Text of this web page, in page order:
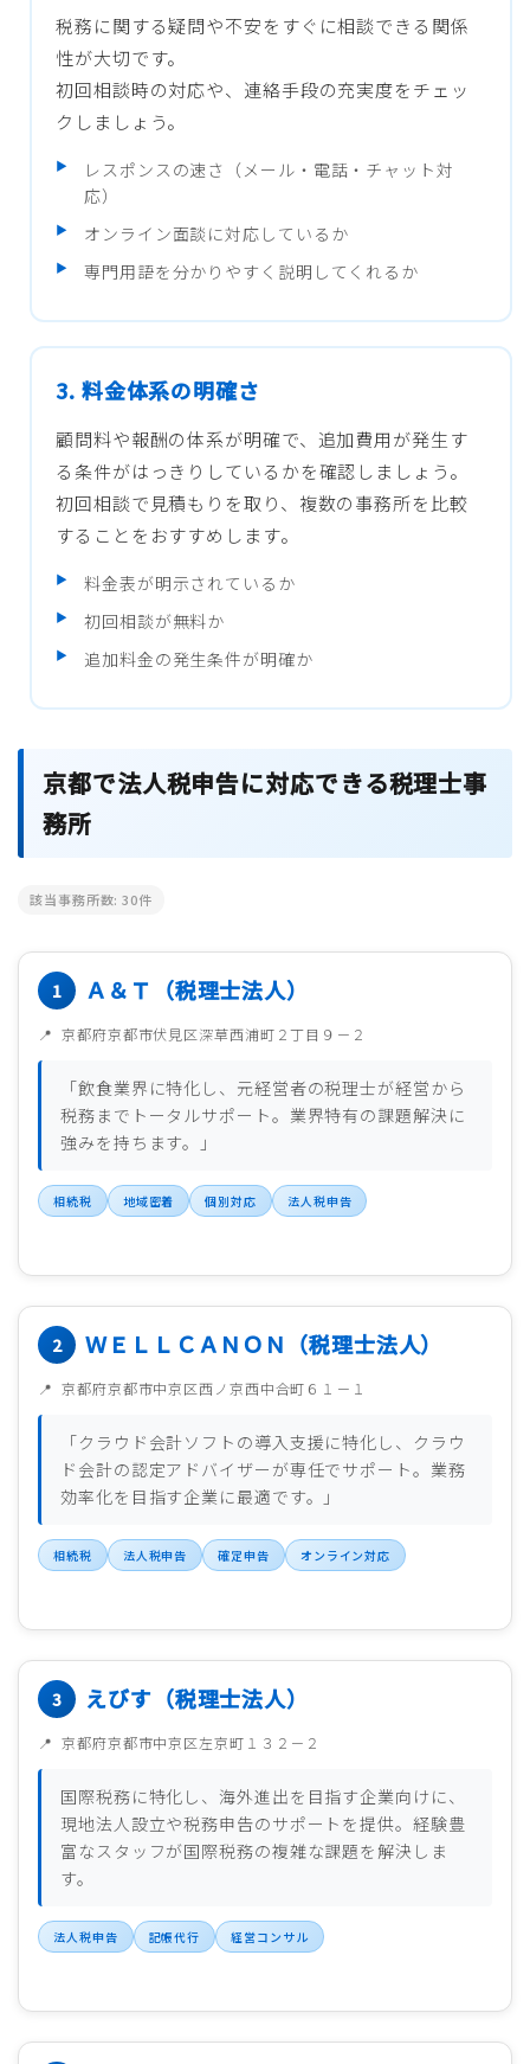
税務に関する疑問や不安をすぐに相談できる関係
性が大切です。
初回相談時の対応や、連絡手段の充実度をチェッ
クしましょう。
レスポンスの速さ（メール・電話・チャット対
応）
オンライン面談に対応しているか
専門用語を分かりやすく説明してくれるか
3. 料金体系の明確さ
顧問料や報酬の体系が明確で、追加費用が発生す
る条件がはっきりしているかを確認しましょう。
初回相談で見積もりを取り、複数の事務所を比較
することをおすすめします。
料金表が明示されているか
初回相談が無料か
追加料金の発生条件が明確か
京都で法人税申告に対応できる税理士事
務所
該当事務所数:30件
Ａ＆Ｔ（税理士法人）
京都府京都市伏見区深草西浦町２丁目９－２
「飲食業界に特化し、元経営者の税理士が経営から
税務までトータルサポート。業界特有の課題解決に
強みを持ちます。」
相続税 地域密着 個別対応 法人税申告
ＷＥＬＬＣＡＮＯＮ（税理士法人）
京都府京都市中京区西ノ京西中合町６１－１
「クラウド会計ソフトの導入支援に特化し、クラウ
ド会計の認定アドバイザーが専任でサポート。業務
効率化を目指す企業に最適です。」
相続税 法人税申告 確定申告 オンライン対応
えびす（税理士法人）
京都府京都市中京区左京町１３２－２
国際税務に特化し、海外進出を目指す企業向けに、
現地法人設立や税務申告のサポートを提供。経験豊
富なスタッフが国際税務の複雑な課題を解決しま
す。
法人税申告 記帳代行 経営コンサル